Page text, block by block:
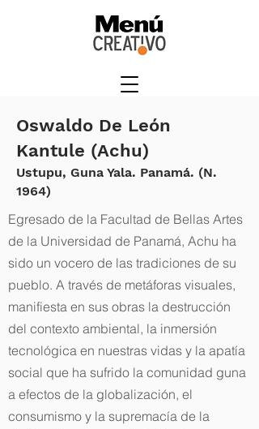
Oswaldo De León
Kantule (Achu)
Ustupu, Guna Yala. Panamá. (N.
1964)
Egresado de la Facultad de Bellas Artes
de la Universidad de Panamá, Achu ha
sido un vocero de las tradiciones de su
pueblo. A través de metáforas visuales,
manifiesta en sus obras la destrucción
del contexto ambiental, la inmersión
tecnológica en nuestras vidas y la apatía
social que ha sufrido la comunidad guna
a efectos de la globalización, el
consumismo y la supremacía de la